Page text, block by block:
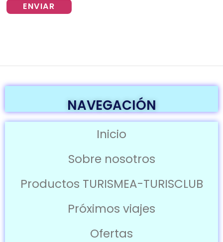
ENVIAR
NAVEGACIÓN
Inicio
Sobre nosotros
Productos TURISMEA-TURISCLUB
Próximos viajes
Ofertas